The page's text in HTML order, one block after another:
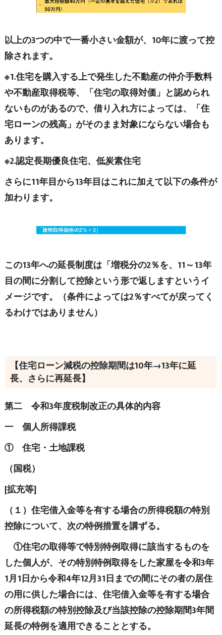
以上の3つの中で一番小さい金額が、10年に渡って控
除されます。
※1.住宅を購入する上で発生した不動産の仲介手数料
や不動産取得税等、「住宅の取得対価」と認められ
ないものがあるので、借り入れ方によっては、「住
宅ローンの残高」がそのまま対象にならない場合も
あります。
※2.認定長期優良住宅、低炭素住宅
さらに11年目から13年目はこれに加えて以下の条件が
加わります。
この13年への延長制度は「増税分の2％を、11～13年
目の間に分割して控除という形で返しますというイ
メージです。（条件によっては2％すべてが戻ってく
るわけではありません）
【住宅ローン減税の控除期間は10年→13年に延
長、さらに再延長】
第二 令和3年度税制改正の具体的内容
一 個人所得課税
① 住宅・土地課税
（国税）
[拡充等]
（１）住宅借入金等を有する場合の所得税額の特別
控除について、次の特例措置を講ずる。
①住宅の取得等で特別特例取得に該当するものを
した個人が、その特別特例取得をした家屋を令和3年
1月1日から令和4年12月31日までの間にその者の居住
の用に供した場合には、住宅借入金等を有する場合
の所得税額の特別控除及び当該控除の控除期間3年間
延長の特例を適用できることとする。